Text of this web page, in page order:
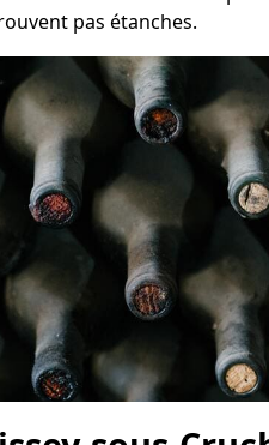
pas étanches.